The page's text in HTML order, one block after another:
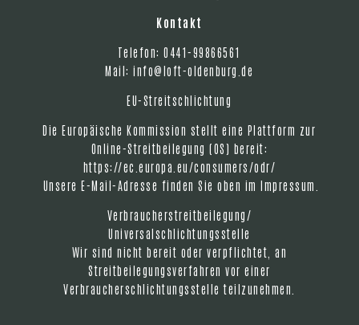
Kontakt
Telefon: 0441-99866561
Mail:info@loft-oldenburg.de
EU-Streitschlichtung
Die Europäische Kommission stellt eine Plattform zur
Online-Streitbeilegung (OS) bereit:
https://ec.europa.eu/consumers/odr/
Unsere E-Mail-Adresse finden Sie oben im Impressum.
Verbraucherstreitbeilegung/
Universalschlichtungsstelle
Wir sind nicht bereit oder verpflichtet, an
Streitbeilegungsverfahren vor einer
Verbraucherschlichtungsstelle teilzunehmen.